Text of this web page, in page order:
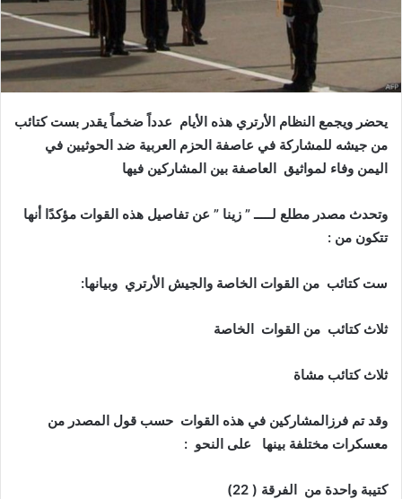
ا
إ
ك
ت
ر
و
يحضر ويجمع النظام الأرتري هذه الأيام عدداً ضخماً يقدر بست كتائب
من جيشه للمشاركة في عاصفة الحزم العربية ضد الحوثيين في
اليمن وفاء لمواثيق العاصفة بين المشاركين فيها
وتحدث مصدر مطلع لـــــ ” زينا ” عن تفاصيل هذه القوات مؤكدًا أنها
تتكون من :
ست كتائب من القوات الخاصة والجيش الأرتري وبيانها:
ثلاث كتائب من القوات الخاصة
ثلاث كتائب مشاة
وقد تم فرزالمشاركين في هذه القوات حسب قول المصدر من
معسكرات مختلفة بينها على النحو :
كتيبة واحدة من الفرقة ( 22)